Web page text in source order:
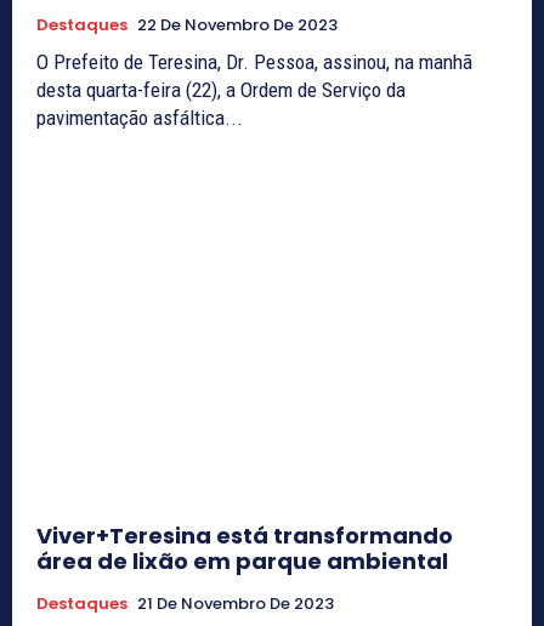
Destaques 22 De Novembro De 2023
O Prefeito de Teresina, Dr. Pessoa, assinou, na manhã
desta quarta-feira (22), a Ordem de Serviço da
pavimentação asfáltica...
Viver+Teresina está transformando
área de lixão em parque ambiental
Destaques 21 De Novembro De 2023